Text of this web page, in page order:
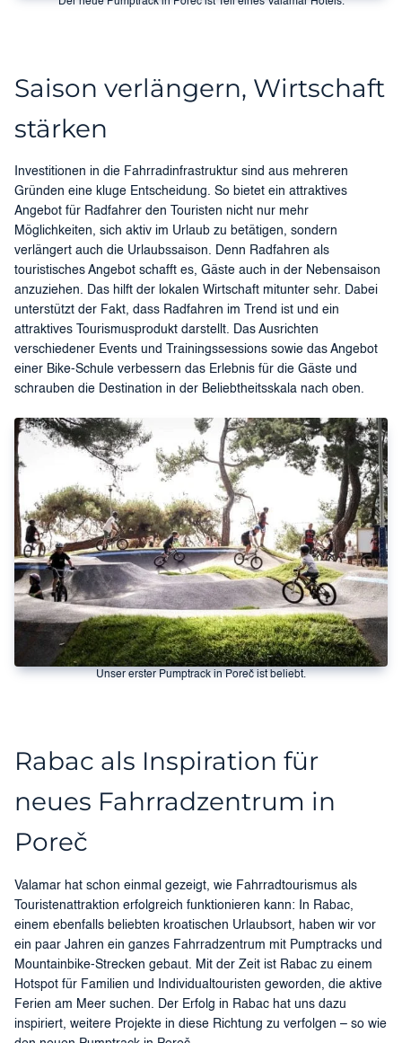
Saison verlängern, Wirtschaft
stärken
Investitionen in die Fahrradinfrastruktur sind aus mehreren
Gründen eine kluge Entscheidung. So bietet ein attraktives
Angebot für Radfahrer den Touristen nicht nur mehr
Möglichkeiten, sich aktiv im Urlaub zu betätigen, sondern
verlängert auch die Urlaubssaison. Denn Radfahren als
touristisches Angebot schafft es, Gäste auch in der Nebensaison
anzuziehen. Das hilft der lokalen Wirtschaft mitunter sehr. Dabei
unterstützt der Fakt, dass Radfahren im Trend ist und ein
attraktives Tourismusprodukt darstellt. Das Ausrichten
verschiedener Events und Trainingssessions sowie das Angebot
einer Bike-Schule verbessern das Erlebnis für die Gäste und
schrauben die Destination in der Beliebtheitsskala nach oben.
Unser erster Pumptrack in Poreč ist beliebt.
Rabac als Inspiration für
neues Fahrradzentrum in
Poreč
Valamar hat schon einmal gezeigt, wie Fahrradtourismus als
Touristenattraktion erfolgreich funktionieren kann: In Rabac,
einem ebenfalls beliebten kroatischen Urlaubsort, haben wir vor
ein paar Jahren ein ganzes Fahrradzentrum mit Pumptracks und
Mountainbike-Strecken gebaut. Mit der Zeit ist Rabac zu einem
Hotspot für Familien und Individualtouristen geworden, die aktive
Ferien am Meer suchen. Der Erfolg in Rabac hat uns dazu
inspiriert, weitere Projekte in diese Richtung zu verfolgen – so wie